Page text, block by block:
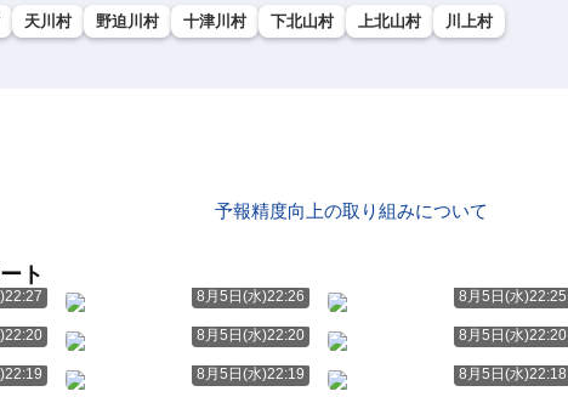
天川村 野迫川村 十津川村 下北山村 上北山村
川上村
予報精度向上の取り組みについて
ト
8月5日(水)22:26 8月5日(水)22:25
8月5日(水)22:20 8月5日(水)22:20
8月5日(水)22:19 8月5日(水)22:18